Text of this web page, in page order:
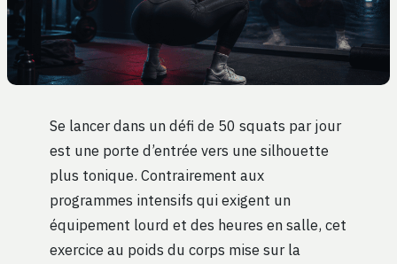
Se lancer dans un défi de 50 squats par jour
est une porte d’entrée vers une silhouette
plus tonique. Contrairement aux
programmes intensifs qui exigent un
équipement lourd et des heures en salle, cet
exercice au poids du corps mise sur la